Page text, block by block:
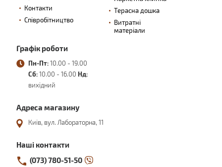
Контакти
Співробітництво
Терасна дошка
Витратні
матеріали
Графік роботи
Пн-Пт: 10.00 - 19.00
Сб: 10.00 - 16.00 Нд:
вихідний
Адреса магазину
Київ, вул. Лабораторна, 11
Наші контакти
(073) 780-51-50